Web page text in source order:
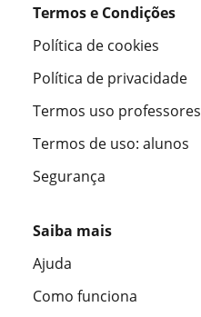
Termos e Condições
Política de cookies
Política de privacidade
Termos uso professores
Termos de uso: alunos
Segurança
Saiba mais
Ajuda
Como funciona